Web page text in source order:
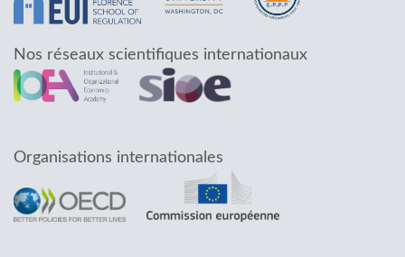
Nos réseaux scientifiques internationaux
Organisations internationales